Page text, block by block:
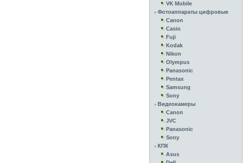
VK Mobile
Фотоаппараты цифровые
Canon
Casio
Fuji
Kodak
Nikon
Olympus
Panasonic
Pentax
Samsung
Sony
Видеокамеры
Canon
JVC
Panasonic
Sony
КПК
Asus